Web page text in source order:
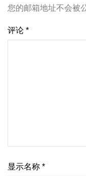
您的邮箱地址不会被
评论 *
显示名称 *